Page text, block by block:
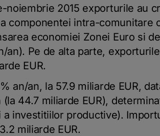
noiembrie 2015 exporturile au
componentei intra-comunitare
economiei Zonei Euro si
an). Pe de alta parte,
EUR.
an/an, la 57.9 miliarde EUR,
44.7 miliarde EUR),
investitiilor productive).
miliarde EUR.